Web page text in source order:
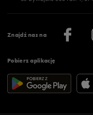
Znajdź nas na
Pobierz aplikację
Regulamin sklepu 50
Regulamin aplikacji 50
Więcej regulaminów >
Praca
Informacje o firmie